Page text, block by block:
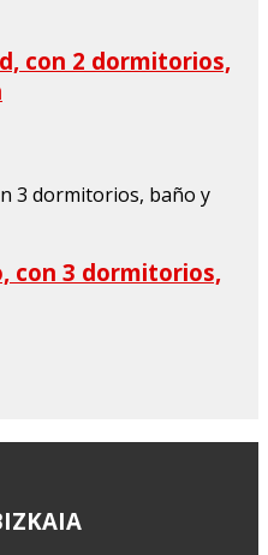
con 2 dormitorios,
con 3 dormitorios,